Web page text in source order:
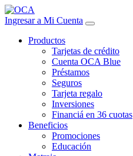
Ingresar a Mi Cuenta
Productos
Tarjetas de crédito
Cuenta OCA Blue
Préstamos
Seguros
Tarjeta regalo
Inversiones
Financiá en 36 cuotas
Beneficios
Promociones
Educación